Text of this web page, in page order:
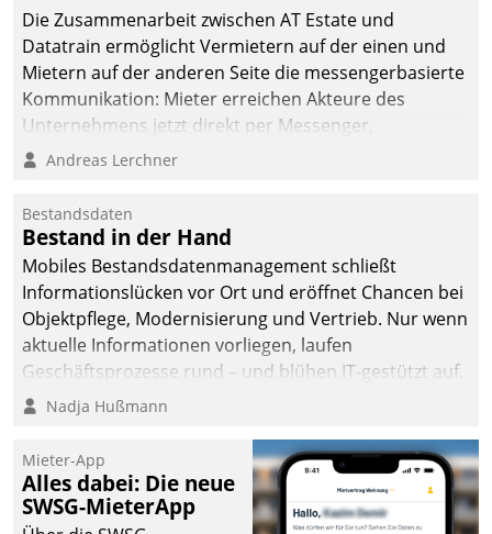
Die Zusammenarbeit zwischen AT Estate und
Datatrain ermöglicht Vermietern auf der einen und
Mietern auf der anderen Seite die messengerbasierte
Kommunikation: Mieter erreichen Akteure des
Unternehmens jetzt direkt per Messenger,
Mitarbeiter oder Dienstleister empfangen oder
Andreas Lerchner
Bestandsdaten
Bestand in der Hand
Mobiles Bestandsdatenmanagement schließt
Informationslücken vor Ort und eröffnet Chancen bei
Objektpflege, Modernisierung und Vertrieb. Nur wenn
aktuelle Informationen vorliegen, laufen
Geschäftsprozesse rund – und blühen IT-gestützt auf.
Nadja Hußmann
Mieter-App
Alles dabei: Die neue
SWSG-MieterApp